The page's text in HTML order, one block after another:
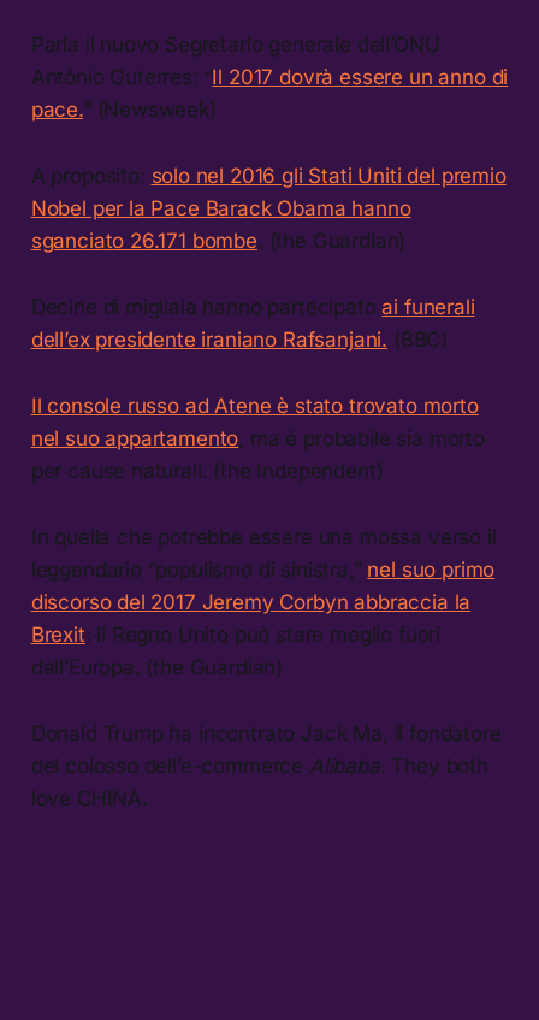
Parla il nuovo Segretario generale dell’ONU
António Guterres: “Il 2017 dovrà essere un anno di
pace.” (Newsweek)
A proposito: solo nel 2016 gli Stati Uniti del premio
Nobel per la Pace Barack Obama hanno
sganciato 26.171 bombe. (the Guardian)
Decine di migliaia hanno partecipatoai funerali
dell’ex presidente iraniano Rafsanjani. (BBC)
Il console russo ad Atene è stato trovato morto
nel suo appartamento, ma è probabile sia morto
per cause naturali. (the Independent)
In quella che potrebbe essere una mossa verso il
leggendario “populismo di sinistra,” nel suo primo
discorso del 2017 Jeremy Corbyn abbraccia la
Brexit: il Regno Unito può stare meglio fuori
dall’Europa. (the Guardian)
Donald Trump ha incontrato Jack Ma, il fondatore
del colosso dell’e-commerce Alibaba. They both
love CHINA.